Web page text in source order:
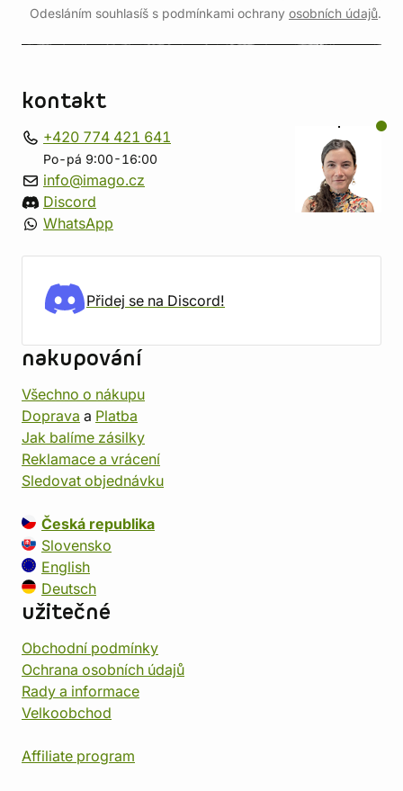
Odesláním souhlasíš s podmínkami ochrany osobních údajů.
kontakt
+420 774 421 641
Po-pá 9:00-16:00
info@imago.cz
Discord
WhatsApp
Přidej se na Discord!
nakupování
Všechno o nákupu
Doprava a Platba
Jak balíme zásilky
Reklamace a vrácení
Sledovat objednávku
Česká republika
Slovensko
English
Deutsch
užitečné
Obchodní podmínky
Ochrana osobních údajů
Rady a informace
Velkoobchod
Affiliate program